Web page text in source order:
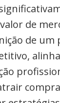
de
de um